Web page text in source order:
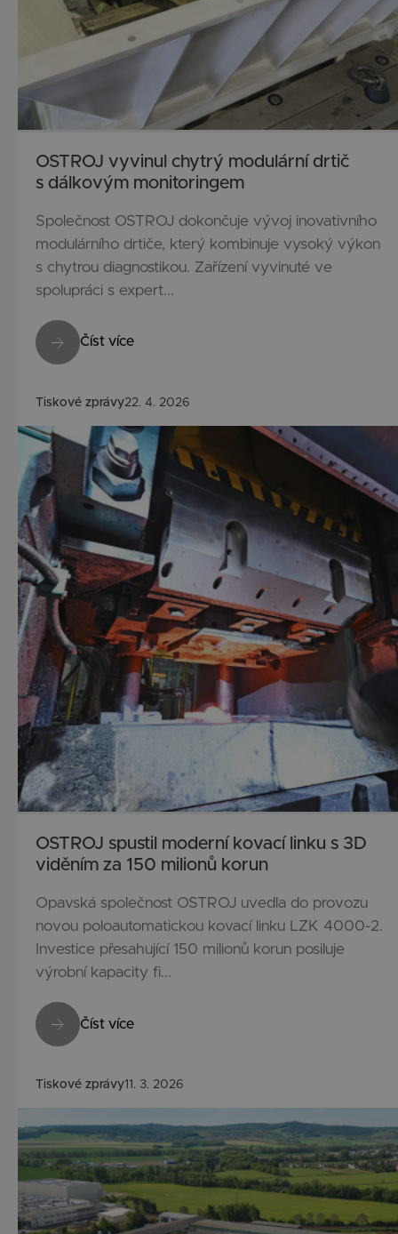
OSTROJ vyvinul chytrý modulární drtič
s dálkovým monitoringem
Společnost OSTROJ dokončuje vývoj inovativního
modulárního drtiče, který kombinuje vysoký výkon
s chytrou diagnostikou. Zařízení vyvinuté ve
spolupráci s expert...
Číst více
Tiskové zprávy22. 4. 2026
OSTROJ spustil moderní kovací linku s 3D
viděním za 150 milionů korun
Opavská společnost OSTROJ uvedla do provozu
novou poloautomatickou kovací linku LZK 4000-2.
Investice přesahující 150 milionů korun posiluje
výrobní kapacity fi...
Číst více
Tiskové zprávy11. 3. 2026